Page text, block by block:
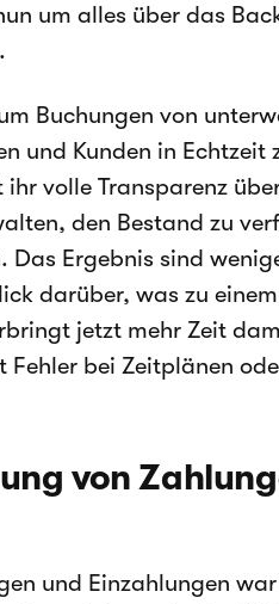
um alles über das
Buchungen von
und Kunden in Echtzeit
volle Transparenz
den Bestand zu
Das Ergebnis sind
darüber, was zu
jetzt mehr Zeit
Fehler bei Zeitplänen
von
und Einzahlungen